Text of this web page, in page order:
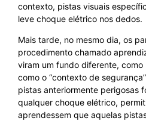
contexto, pistas visuais
leve choque elétrico nos dedos.
Mais tarde, no mesmo dia, os
procedimento chamado
viram um fundo diferente,
como o “contexto de
pistas anteriormente perigosas
qualquer choque elétrico,
aprendessem que aquelas